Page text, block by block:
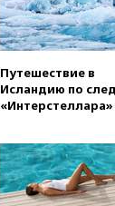
Путешествие в
Исландию по
«Интерстеллара»